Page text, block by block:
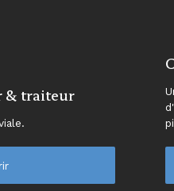
& traiteur